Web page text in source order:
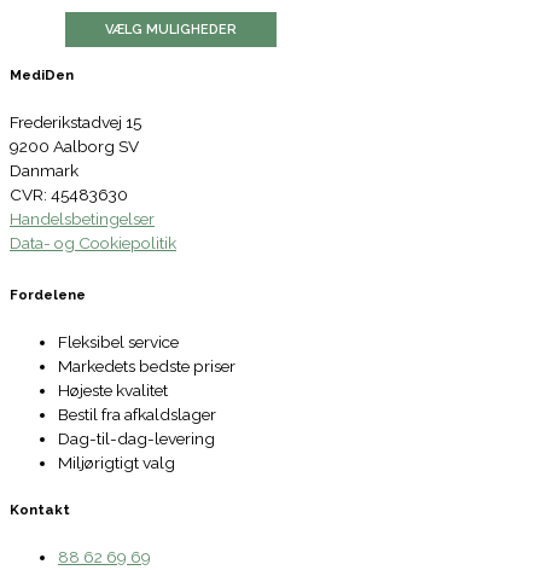
VÆLG MULIGHEDER
MediDen
Frederikstadvej 15
9200 Aalborg SV
Danmark
CVR: 45483630
Handelsbetingelser
Data- og Cookiepolitik
Fordelene
Fleksibel service
Markedets bedste priser
Højeste kvalitet
Bestil fra afkaldslager
Dag-til-dag-levering
Miljørigtigt valg
Kontakt
88 62 69 69